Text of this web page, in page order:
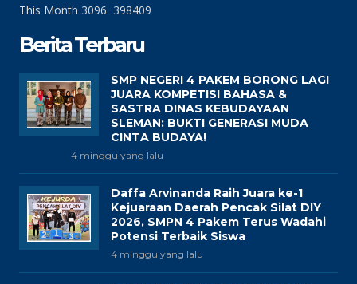
This Month 3096 398409
Berita Terbaru
SMP NEGERI 4 PAKEM BORONG LAGI
JUARA KOMPETISI BAHASA &
SASTRA DINAS KEBUDAYAAN
SLEMAN: BUKTI GENERASI MUDA
CINTA BUDAYA!
4 minggu yang lalu
Daffa Arvinanda Raih Juara ke-1
Kejuaraan Daerah Pencak Silat DIY
2026, SMPN 4 Pakem Terus Wadahi
Potensi Terbaik Siswa
4 minggu yang lalu